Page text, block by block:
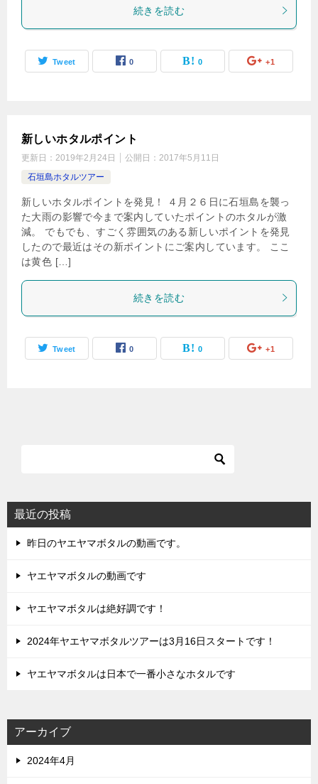
続きを読む
Tweet 0 0 +1
新しいホタルポイント
更新日： 2019年2月24日 公開日： 2017年5月11日
石垣島ホタルツアー
新しいホタルポイントを発見！ ４月２６日に石垣島を襲っ
た大雨の影響で今まで案内していたポイントのホタルが激
減。 でもでも、すごく雰囲気のある新しいポイントを発見
したので最近はその新ポイントにご案内しています。 ここ
は黄色 […]
続きを読む
Tweet 0 0 +1
最近の投稿
昨日のヤエヤマボタルの動画です。
ヤエヤマボタルの動画です
ヤエヤマボタルは絶好調です！
2024年ヤエヤマボタルツアーは3月16日スタートです！
ヤエヤマボタルは日本で一番小さなホタルです
アーカイブ
2024年4月